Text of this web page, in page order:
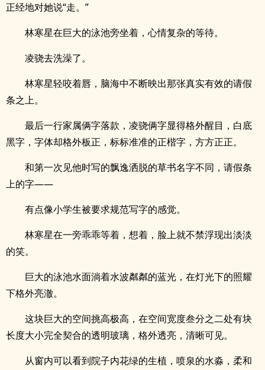
正经地对她说“走。”
林寒星在巨大的泳池旁坐着，心情复杂的等待。
凌骁去洗澡了。
林寒星轻咬着唇，脑海中不断映出那张真实有效的请假
条之上。
最后一行家属俩字落款，凌骁俩字显得格外醒目，白底
黑字，字体却格外板正，标标准准的正楷字，方方正正。
和第一次见他时写的飘逸洒脱的草书名字不同，请假条
上的字——
有点像小学生被要求规范写字的感觉。
林寒星在一旁乖乖等着，想着，脸上就不禁浮现出淡淡
的笑。
巨大的泳池水面淌着水波粼粼的蓝光，在灯光下的照耀
下格外亮澈。
这块巨大的空间挑高极高，在空间宽度叁分之二处有块
长度大小完全契合的透明玻璃，格外透亮，清晰可见。
从窗内可以看到院子内花绿的生植，喷泉的水淼，柔和